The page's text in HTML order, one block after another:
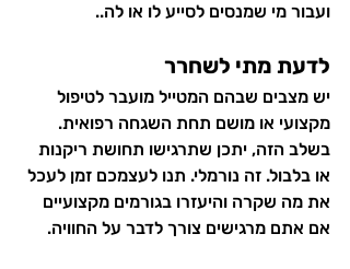
ועבור מי שמנסים לסייע לו או לה..
לדעת מתי לשחרר
יש מצבים שבהם המטייל מועבר לטיפול
מקצועי או מושם תחת השגחה רפואית.
בשלב הזה, יתכן שתרגישו תחושת ריקנות
או בלבול. זה נורמלי. תנו לעצמכם זמן לעכל
את מה שקרה והיעזרו בגורמים מקצועיים
אם אתם מרגישים צורך לדבר על החוויה.